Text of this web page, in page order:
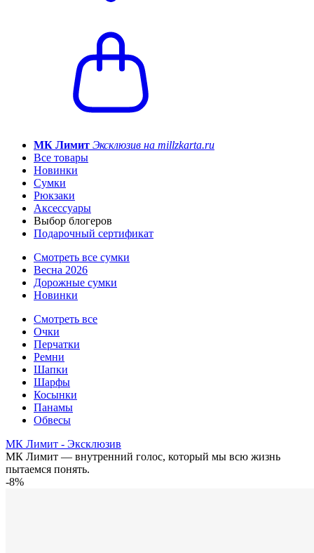
МК Лимит Эксклюзив на millzkarta.ru
Все товары
Новинки
Сумки
Рюкзаки
Аксессуары
Выбор блогеров
Подарочный сертификат
Смотреть все сумки
Весна 2026
Дорожные сумки
Новинки
Смотреть все
Очки
Перчатки
Ремни
Шапки
Шарфы
Косынки
Панамы
Обвесы
МК Лимит - Эксклюзив
МК Лимит — внутренний голос, который мы всю жизнь
пытаемся понять.
-8%